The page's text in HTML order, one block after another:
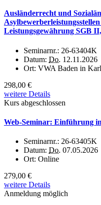
Ausländerrecht und
Leistungsgewährung SGB
Seminarnr.: 26-63404K
Datum: Do. 12.11.2026
Ort: VWA Baden in
298,00 €
weitere Details
Kurs abgeschlossen
Web-Seminar: Einführung
Seminarnr.: 26-63405K
Datum: Do. 07.05.2026
Ort: Online
279,00 €
weitere Details
Anmeldung möglich